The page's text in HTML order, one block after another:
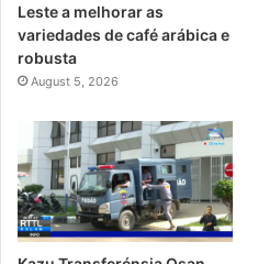
Leste a melhorar as
variedades de café arábica e
robusta
August 5, 2026